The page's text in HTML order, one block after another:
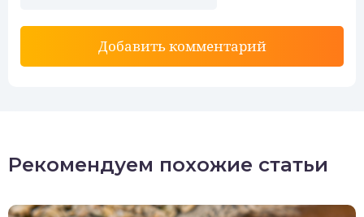
Добавить комментарий
Рекомендуем похожие статьи